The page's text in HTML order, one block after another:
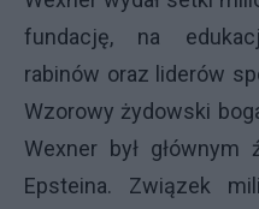
fundację, na
rabinów oraz liderów
Wzorowy żydowski
Wexner był głównym
Epsteina. Związek